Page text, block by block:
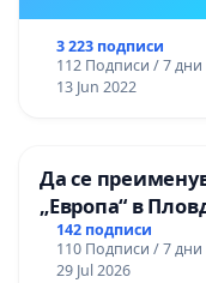
3 223 подписи
112 Подписи / 7 дни
13 Jun 2022
Да се
„Европа“ в
142 подписи
110 Подписи / 7 дни
29 Jul 2026